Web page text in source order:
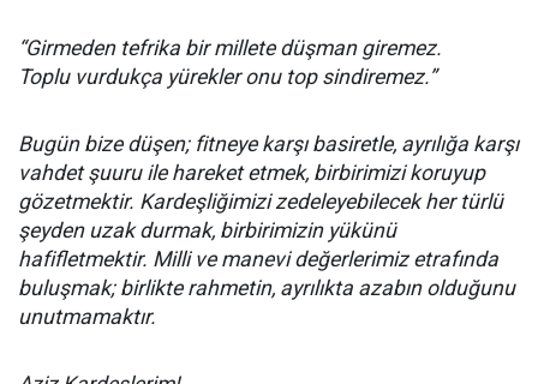
“Girmeden tefrika bir millete düşman giremez.
Toplu vurdukça yürekler onu top sindiremez.”
Bugün bize düşen; fitneye karşı basiretle, ayrılığa karşı
vahdet şuuru ile hareket etmek, birbirimizi koruyup
gözetmektir. Kardeşliğimizi zedeleyebilecek her türlü
şeyden uzak durmak, birbirimizin yükünü
hafifletmektir. Milli ve manevi değerlerimiz etrafında
buluşmak; birlikte rahmetin, ayrılıkta azabın olduğunu
unutmamaktır.